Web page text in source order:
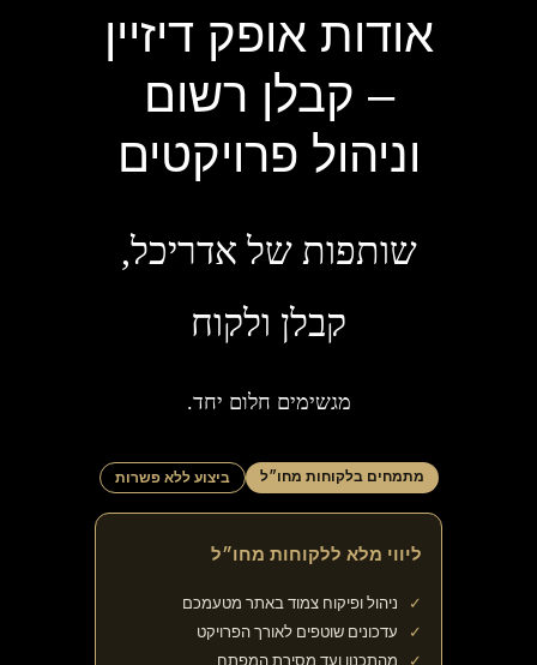
אודות אופק דיזיין
– קבלן רשום
וניהול פרויקטים
שותפות של אדריכל,
קבלן ולקוח
מגשימים חלום יחד.
מתמחים בלקוחות מחו״ל ביצוע ללא פשרות
ליווי מלא ללקוחות מחו״ל
ניהול ופיקוח צמוד באתר מטעמכם
עדכונים שוטפים לאורך הפרויקט
מהתכנון ועד מסירת המפתח